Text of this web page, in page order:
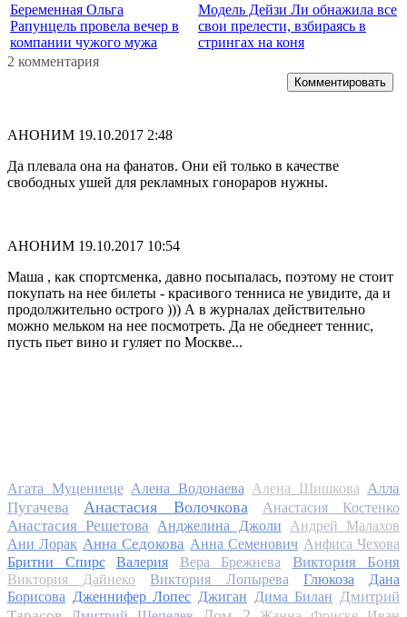
Беременная Ольга
Рапунцель провела вечер в
компании чужого мужа
Модель Дейзи Ли обнажила все
свои прелести, взбираясь в
стрингах на коня
2 комментария
Комментировать
АНОНИМ 19.10.2017 2:48
Да плевала она на фанатов. Они ей только в качестве
свободных ушей для рекламных гонораров нужны.
АНОНИМ 19.10.2017 10:54
Маша , как спортсменка, давно посыпалась, поэтому не стоит
покупать на нее билеты - красивого тенниса не увидите, да и
продолжительно острого ))) А в журналах действительно
можно мельком на нее посмотреть. Да не обеднеет теннис,
пусть пьет вино и гуляет по Москве...
Агата Муцениеце Алена Водонаева Алена Шишкова Алла
Пугачева
Анастасия Волочкова Анастасия Костенко
Анастасия Решетова Анджелина Джоли
Андрей Малахов
Ани Лорак Анна Седокова Анна Семенович Анфиса Чехова
Бритни Спирс
Валерия Вера Брежнева Виктория Боня
Виктория Дайнеко Виктория Лопырева Глюкоза
Дана
Борисова Дженнифер Лопес Джиган Дима Билан Дмитрий